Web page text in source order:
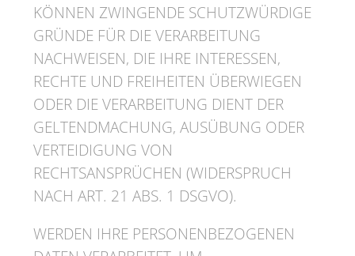
KÖNNEN ZWINGENDE SCHUTZWÜRDIGE
GRÜNDE FÜR DIE VERARBEITUNG
NACHWEISEN, DIE IHRE INTERESSEN,
RECHTE UND FREIHEITEN ÜBERWIEGEN
ODER DIE VERARBEITUNG DIENT DER
GELTENDMACHUNG, AUSÜBUNG ODER
VERTEIDIGUNG VON
RECHTSANSPRÜCHEN (WIDERSPRUCH
NACH ART. 21 ABS. 1 DSGVO).
WERDEN IHRE PERSONENBEZOGENEN